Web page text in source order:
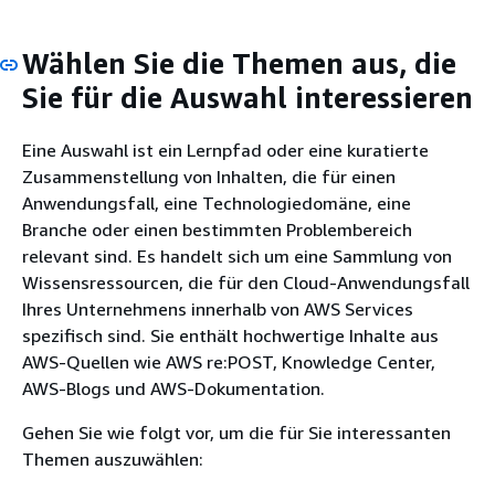
Wählen Sie die Themen aus, die
Sie für die Auswahl interessieren
Eine Auswahl ist ein Lernpfad oder eine kuratierte
Zusammenstellung von Inhalten, die für einen
Anwendungsfall, eine Technologiedomäne, eine
Branche oder einen bestimmten Problembereich
relevant sind. Es handelt sich um eine Sammlung von
Wissensressourcen, die für den Cloud-Anwendungsfall
Ihres Unternehmens innerhalb von AWS Services
spezifisch sind. Sie enthält hochwertige Inhalte aus
AWS-Quellen wie AWS re:POST, Knowledge Center,
AWS-Blogs und AWS-Dokumentation.
Gehen Sie wie folgt vor, um die für Sie interessanten
Themen auszuwählen: